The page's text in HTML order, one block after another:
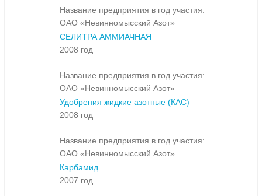
Название предприятия в год участия:
ОАО «Невинномысский Азот»
СЕЛИТРА АММИАЧНАЯ
2008 год
Название предприятия в год участия:
ОАО «Невинномысский Азот»
Удобрения жидкие азотные (КАС)
2008 год
Название предприятия в год участия:
ОАО «Невинномысский Азот»
Карбамид
2007 год